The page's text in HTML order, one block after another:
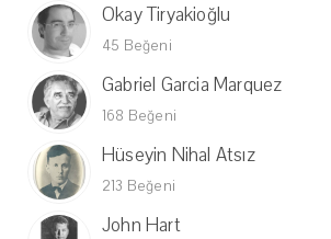
Okay Tiryakioğlu
45 Beğeni
Gabriel Garcia Marquez
168 Beğeni
Hüseyin Nihal Atsız
213 Beğeni
John Hart